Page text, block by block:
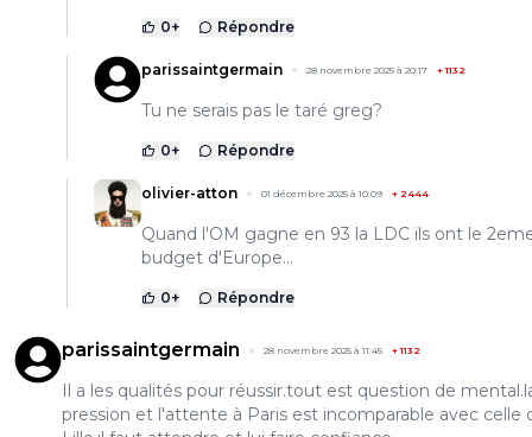
0+ Répondre
parissaintgermain 28 novembre 2025 à 20:17 +1132
Tu ne serais pas le taré greg?
0+ Répondre
olivier-atton 01 décembre 2025 à 10:09 + 2444
Quand l'OM gagne en 93 la LDC ils ont le
budget d'Europe...
0+ Répondre
parissaintgermain 28 novembre 2025 à 11:45 +1132
Il a les qualités pour réussir.tout est question de
pression et l'attente à Paris est incomparable avec celle